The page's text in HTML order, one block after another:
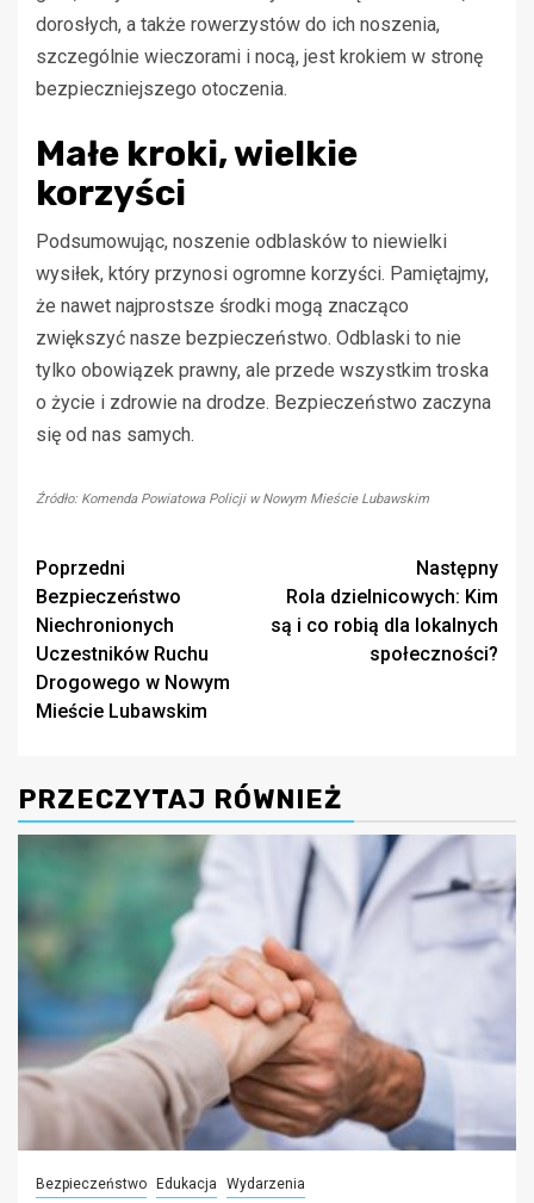
dorosłych, a także rowerzystów do ich noszenia,
szczególnie wieczorami i nocą, jest krokiem w stronę
bezpieczniejszego otoczenia.
Małe kroki, wielkie
korzyści
Podsumowując, noszenie odblasków to niewielki
wysiłek, który przynosi ogromne korzyści. Pamiętajmy,
że nawet najprostsze środki mogą znacząco
zwiększyć nasze bezpieczeństwo. Odblaski to nie
tylko obowiązek prawny, ale przede wszystkim troska
o życie i zdrowie na drodze. Bezpieczeństwo zaczyna
się od nas samych.
Źródło: Komenda Powiatowa Policji w Nowym Mieście Lubawskim
Zobacz
wpisy
Poprzedni
Bezpieczeństwo
Niechronionych
Uczestników Ruchu
Drogowego w Nowym
Mieście Lubawskim
Następny
Rola dzielnicowych: Kim
są i co robią dla lokalnych
społeczności?
PRZECZYTAJ RÓWNIEŻ
Bezpieczeństwo Edukacja Wydarzenia